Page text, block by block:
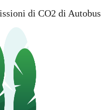
di CO2 di Autobus